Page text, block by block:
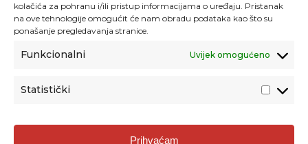
kolačića za pohranu i/ili pristup informacijama o uređaju. Pristanak
na ove tehnologije omogućit će nam obradu podataka kao što su
ponašanje pregledavanja stranice.
Funkcionalni Uvijek omogućeno
Statistički
Prihvaćam
Agencija za odgoj i obrazovanje